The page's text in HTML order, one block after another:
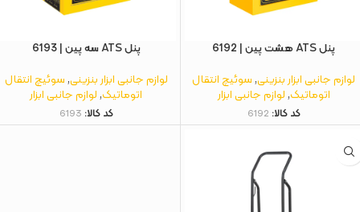
پنل ATS هشت پین | 6192
لوازم جانبی ابزار بنزینی,سوئیچ انتقال
اتوماتیک,لوازم جانبی ابزار
کد کالا: 6192
پنل ATS سه پین | 6193
لوازم جانبی ابزار بنزینی,سوئیچ انتقال
اتوماتیک,لوازم جانبی ابزار
کد کالا: 6193